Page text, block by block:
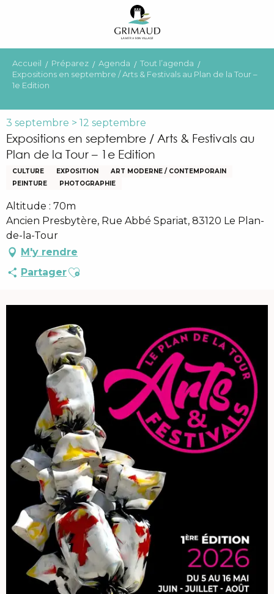
principal
Accueil Préparez Agenda
Tout l’agenda
Expositions en septembre / Arts & Festivals au Plan de la Tour –
1e Edition
3 septembre > 12 septembre
Expositions en septembre / Arts & Festivals au
Plan de la Tour – 1e Edition
CULTURE EXPOSITION
ART MODERNE / CONTEMPORAIN
PEINTURE
PHOTOGRAPHIE
Altitude : 70m
Ancien Presbytère, Rue Abbé Spariat, 83120 Le Plan-
de-la-Tour
M'y rendre
PartagerAjouter aux favoris